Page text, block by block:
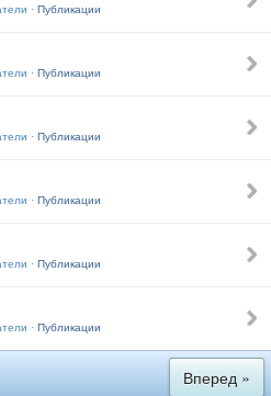
· Публикации
· Публикации
· Публикации
· Публикации
· Публикации
· Публикации
Вперед »